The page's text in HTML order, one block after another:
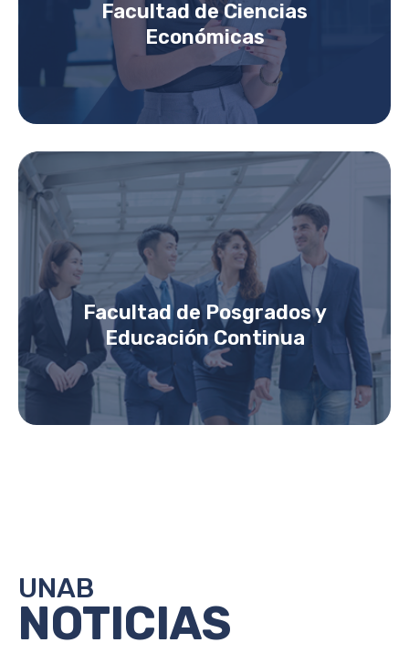
Facultad de Ciencias
Económicas
Facultad de Posgrados y
Educación Continua
UNAB
NOTICIAS